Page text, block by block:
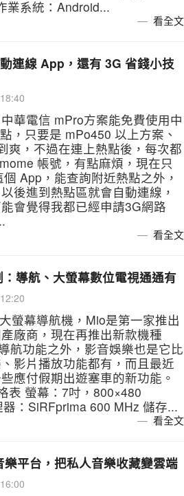
業系統：Android...
看全文
連線 App，還有 3G 省錢小技
華電信 mPro方案能免費使用中
，只要是 mPo450 以上方案、
爽，不過在連上熱點後，每次都
帳號，有點麻煩，現在只
App，能查詢附近熱點之外，
後進到熱點區就會自動連線，
會覺得我都已經申請3G網路
看全文
導航、大螢幕數位電視通通有
螢幕導航機，Mio是第一家推出
廠商，現在再推出新款機種
航功能之外，影音娛樂也是它比
影片播放功能都有，而且最近
應付假期出遊塞車的新功能。
表 螢幕：7吋，800×480
：SiRFprima 600 MHz 儲存...
看全文
平台，把私人音樂收藏變雲端